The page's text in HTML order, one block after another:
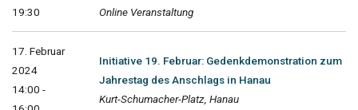
19:30
Online Veranstaltung
17. Februar
2024
14:00 -
Initiative 19. Februar: Gedenkdemonstration zum
Jahrestag des Anschlags in Hanau
Kurt-Schumacher-Platz, Hanau